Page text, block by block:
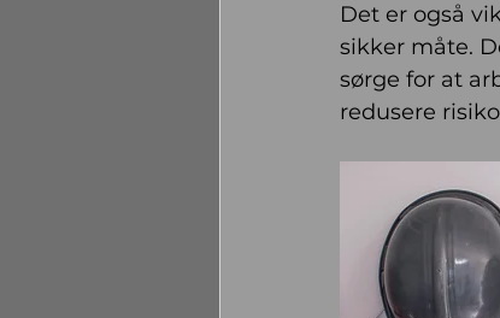
Det er også
sikker måte.
sørge for at
redusere